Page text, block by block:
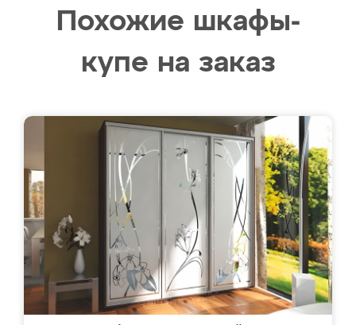
Похожие шкафы-
купе на заказ